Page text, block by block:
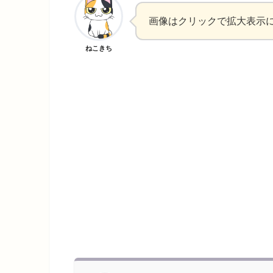
ねこきち
画像はクリックで拡大表示